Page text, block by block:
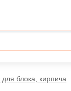
для блока, кирпича